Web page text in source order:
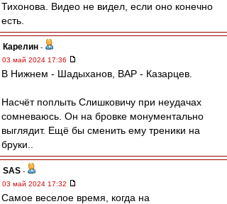
Тихонова. Видео не видел, если оно конечно
есть.
Карелин -
03 май 2024 17:36
В Нижнем - Шадыханов, ВАР - Казарцев.
Насчёт поплыть Слишковичу при неудачах
сомневаюсь. Он на бровке монументально
выглядит. Ещё бы сменить ему треники на
бруки..
SAS -
03 май 2024 17:32
Самое веселое время, когда на